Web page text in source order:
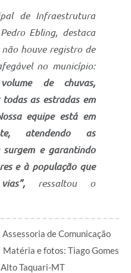
de Infraestrutura
Ebling, destaca
houve registro de
no município:
de chuvas,
as estradas em
equipe está em
atendendo as
surgem e garantindo
e à população que
ressaltou o
Assessoria de Comunicação
Matéria e fotos: Tiago Gomes
Alto Taquari-MT